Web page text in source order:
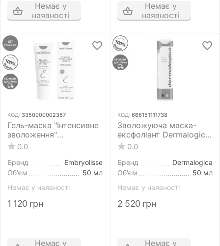
Немає у
наявності
Немає у
наявності
КОД: 3350900002367
Гель-маска "Інтенсивне
зволоження"
Embryolisse Laboratories
Intense Moisturizing
Mask 50 мл для обличчя
0.0
Бренд
Embryolisse
Об'єм
50 мл
Немає у наявності
1 120 грн
Немає у
КОД: 666151111738
Зволожуюча маска-
ексфоліант Dermalogica
Hydro Masque Exfoliant
50 мл
0.0
Бренд
Dermalogica
Об'єм
50 мл
Немає у наявності
2 520 грн
Немає у